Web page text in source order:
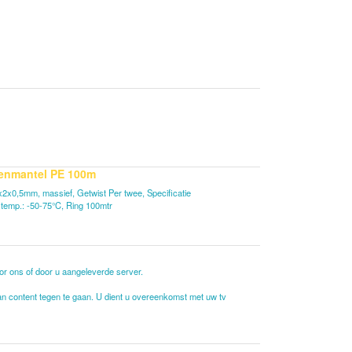
PE 100m
massief, Getwist Per twee, Specificatie
-50-75°C, Ring 100mtr
ons of door u aangeleverde server.
content tegen te gaan. U dient u overeenkomst met uw tv